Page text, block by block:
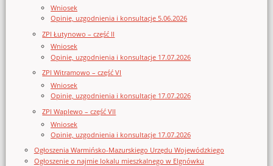
Wniosek
Opinie, uzgodnienia i konsultacje 5.06.2026
ZPI Łutynowo – część II
Wniosek
Opinie, uzgodnienia i konsultacje 17.07.2026
ZPI Witramowo – część VI
Wniosek
Opinie, uzgodnienia i konsultacje 17.07.2026
ZPI Waplewo – część VII
Wniosek
Opinie, uzgodnienia i konsultacje 17.07.2026
Ogłoszenia Warmińsko-Mazurskiego Urzędu Wojewódzkiego
Ogłoszenie o najmie lokalu mieszkalnego w Elgnówku